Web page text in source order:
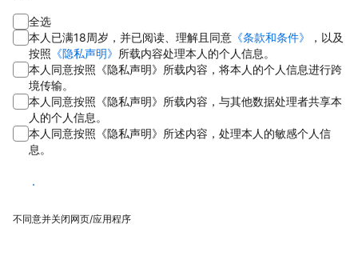
全选
本人已满18周岁，并已阅读、理解且同意 《条款和条件》
，以及
按照 《隐私声明》 所载内容处理本人的个人信息。
本人同意按照《隐私声明》所载内容，将本人的个人信息进行跨
境传输。
本人同意按照《隐私声明》所载内容，与其他数据处理者共享本
人的个人信息。
本人同意按照《隐私声明》所述内容，处理本人的敏感个人信
息。
同意
不同意并关闭网页/应用程序